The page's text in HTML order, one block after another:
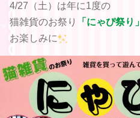
4/27（土）は年に1度の
猫雑貨のお祭り
「にゃぴ祭り」
お楽しみに